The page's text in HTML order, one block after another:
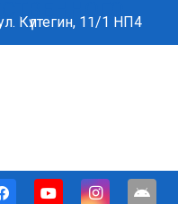
Күлтегин, 11/1 НП4